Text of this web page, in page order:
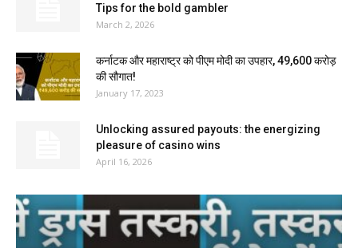
Tips for the bold gambler
March 2, 2026
कर्नाटक और महाराष्‍ट्र को पीएम मोदी का उपहार, ₹49,600 करोड़
की सौगात!
January 17, 2023
Unlocking assured payouts: the energizing
pleasure of casino wins
April 16, 2026